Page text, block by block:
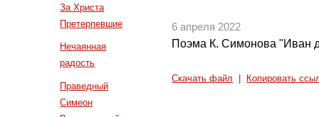
За Христа
Претерпевшие
Нечаянная
радость
Праведный
Симеон
6 апреля 2022
Поэма К. Симонова "Иван
Скачать файл Копировать